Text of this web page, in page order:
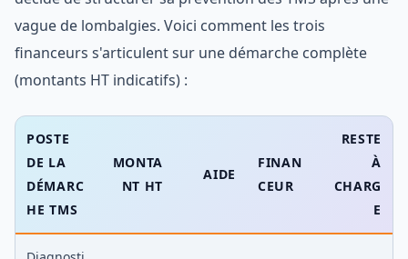
vague de lombalgies. Voici comment les trois
financeurs s'articulent sur une démarche complète
(montants HT indicatifs) :
POSTE
DE LA
DÉMARC
HE TMS
MONTA
NT HT
AIDE
FINAN
CEUR
RESTE
À
CHARG
E